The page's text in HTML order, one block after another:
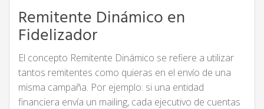
Remitente Dinámico en
Fidelizador
El concepto Remitente Dinámico se refiere a utilizar
tantos remitentes como quieras en el envío de una
misma campaña. Por ejemplo: si una entidad
financiera envía un mailing, cada ejecutivo de cuentas